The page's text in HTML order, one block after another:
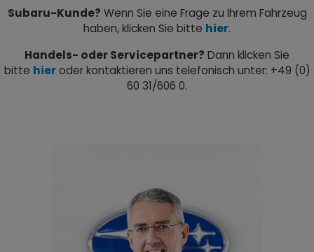
Subaru-Kunde? Wenn Sie eine Frage zu Ihrem Fahrzeug
haben, klicken Sie bitte hier.
Handels- oder Servicepartner? Dann klicken Sie
bitte hieroder kontaktieren uns telefonisch unter: +49 (0)
60 31/606 0.